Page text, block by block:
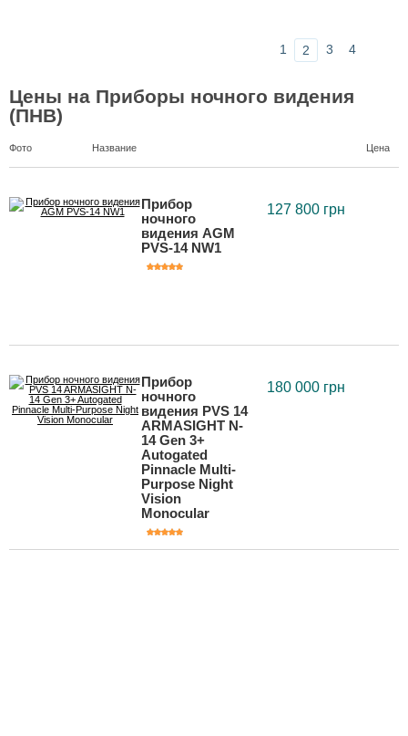
1 2 3 4
Цены на Приборы ночного видения
(ПНВ)
Фото Название Цена
Прибор
ночного
видения AGM
PVS-14 NW1
127 800 грн
Прибор
ночного
видения PVS 14
ARMASIGHT N-
14 Gen 3+
Autogated
Pinnacle Multi-
Purpose Night
Vision
Monocular
180 000 грн